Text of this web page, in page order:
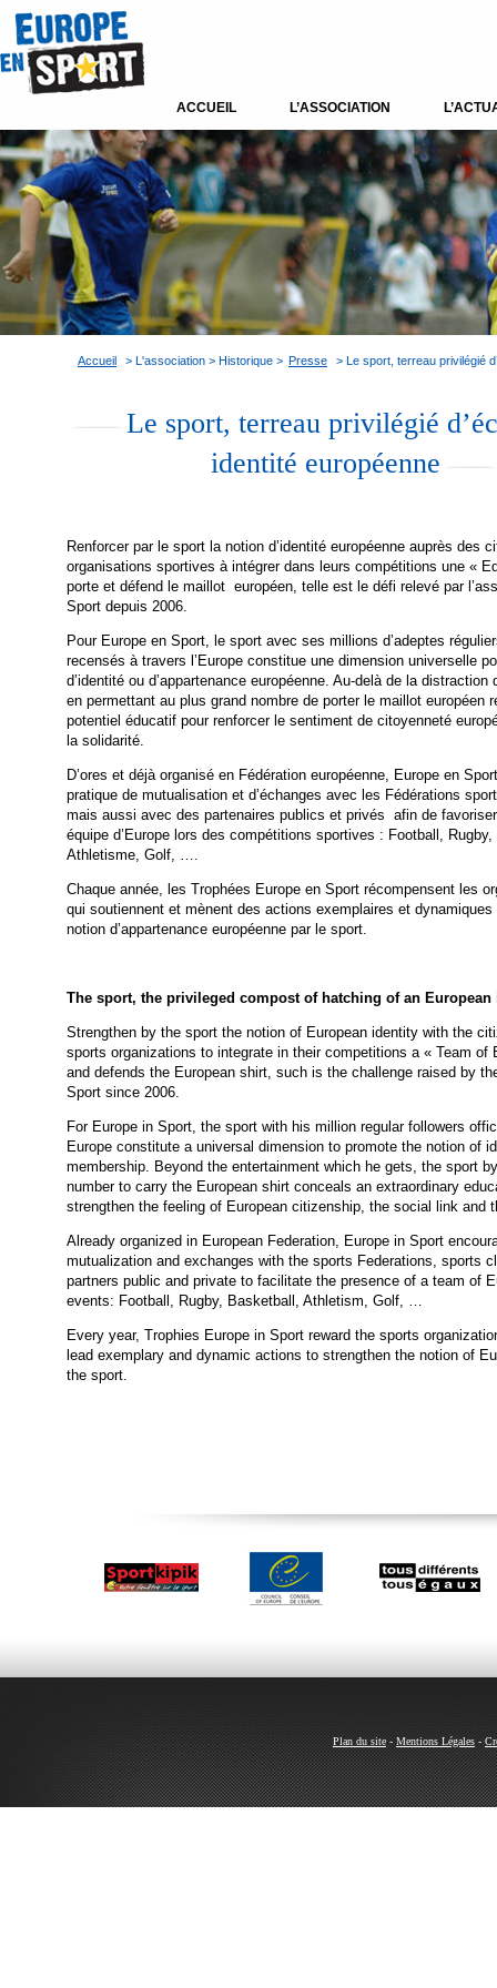
ACCUEIL L’ASSOCIATION
Accueil > L'association > Historique > Presse > Le sport, terreau privilégié
Le sport, terreau privilégié
identité européenne
Renforcer par le sport la notion d’identité européenne auprès des
organisations sportives à intégrer dans leurs compétitions une «
porte et défend le maillot européen, telle est le défi relevé par
Sport depuis 2006.
Pour Europe en Sport, le sport avec ses millions d’adeptes
recensés à travers l’Europe constitue une dimension universelle
d’identité ou d’appartenance européenne. Au-delà de la distraction
en permettant au plus grand nombre de porter le maillot européen
potentiel éducatif pour renforcer le sentiment de citoyenneté
la solidarité.
D’ores et déjà organisé en Fédération européenne, Europe en
pratique de mutualisation et d’échanges avec les Fédérations
mais aussi avec des partenaires publics et privés afin de favoriser
équipe d’Europe lors des compétitions sportives : Football,
Athletisme, Golf, ….
Chaque année, les Trophées Europe en Sport récompensent les
qui soutiennent et mènent des actions exemplaires et dynamiques
notion d’appartenance européenne par le sport.
The sport, the privileged compost of hatching of an European
Strengthen by the sport the notion of European identity with the
sports organizations to integrate in their competitions a « Team of
and defends the European shirt, such is the challenge raised by
Sport since 2006.
For Europe in Sport, the sport with his million regular followers
Europe constitute a universal dimension to promote the notion of
membership. Beyond the entertainment which he gets, the sport
number to carry the European shirt conceals an extraordinary
strengthen the feeling of European citizenship, the social link and
Already organized in European Federation, Europe in Sport
mutualization and exchanges with the sports Federations, sports
partners public and private to facilitate the presence of a team of
events: Football, Rugby, Basketball, Athletism, Golf, …
Every year, Trophies Europe in Sport reward the sports
lead exemplary and dynamic actions to strengthen the notion of
the sport.
Plan du site-Mentions Légales-